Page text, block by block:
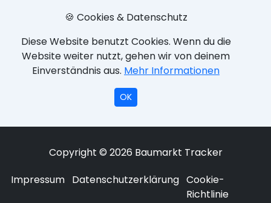
🍪 Cookies & Datenschutz
Diese Website benutzt Cookies. Wenn du die
Website weiter nutzt, gehen wir von deinem
Einverständnis aus. Mehr Informationen
OK
Copyright © 2026 Baumarkt Tracker
Impressum Datenschutzerklärung Cookie-
Richtlinie